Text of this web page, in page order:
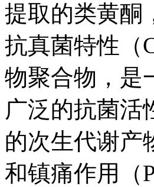
提取的类黄酮
抗真菌特性（
物聚合物，是
广泛的抗菌活
的次生代谢产
和镇痛作用（